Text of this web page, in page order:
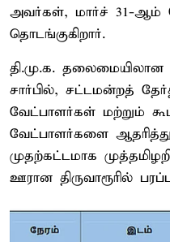
அவர்கள், மார்ச் 31-ஆம்
தொடங்குகிறார்.
தி.மு.க. தலைமையிலான
சார்பில், சட்டமன்றத்
வேட்பாளர்கள் மற்றும்
வேட்பாளர்களை
முதற்கட்டமாக
ஊரான திருவாரூரில்